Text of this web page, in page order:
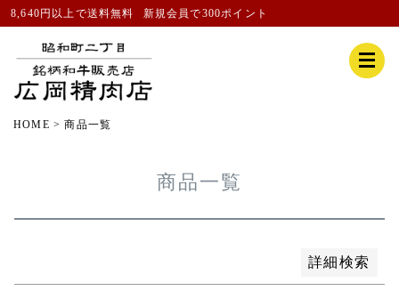
8,640円以上で送料無料 新規会員で300ポイント
HOME 商品一覧
商品一覧
詳細検索
新着順
登録順
価格が安い順
価格が高い順
キーワードヒット順